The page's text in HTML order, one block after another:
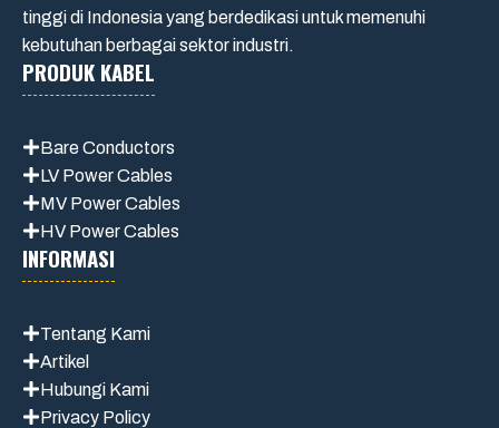
tinggi di Indonesia yang berdedikasi untuk memenuhi
kebutuhan berbagai sektor industri.
PRODUK KABEL
Bare Conductors
LV Power Cables
MV Power Cables
HV Power Cables
INFORMASI
Tentang Kami
Artikel
Hubungi Kami
Privacy Policy